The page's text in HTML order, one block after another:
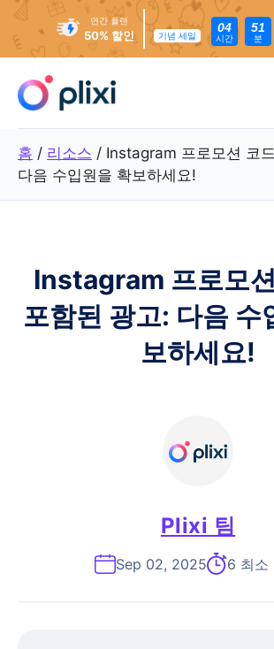
뛰
50% 할인
연간 플랜
기념 세일
04
시간
51
분
홈 / 리소스 / Instagram 프로모션 코
다음 수입원을 확보하세요!
Instagram 프로모
포함된 광고: 다음 수
보하세요!
Plixi 팀
Sep 02, 2025 6 최소